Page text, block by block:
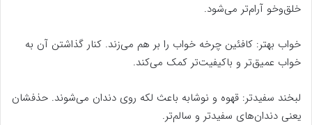
خلق‌وخو آرام‌تر می‌شود.
خواب بهتر: کافئین چرخه خواب را بر هم می‌زند. کنار گذاشتن آن به
خواب عمیق‌تر و باکیفیت‌تر کمک می‌کند.
لبخند سفیدتر: قهوه و نوشابه باعث لکه روی دندان می‌شوند. حذفشان
یعنی دندان‌های سفیدتر و سالم‌تر.